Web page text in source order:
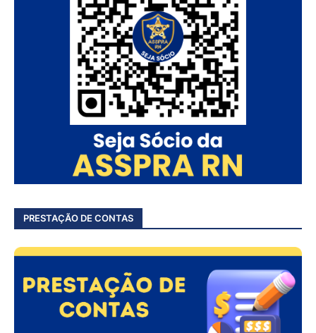
PRESTAÇÃO DE CONTAS